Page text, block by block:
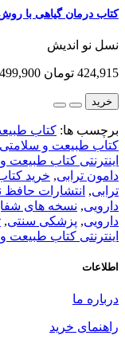
کتاب درمان گیاهی با
نسل نو اندیش
424,915 تومان 499,900 تومان
خرید
برچسب ها: کتاب
کتاب طبیعت و سلامتی
اینترنتی کتاب طبیعت
دامون ترابی, خرید
ترابی, انتشارات حافظ
دارویی, نسخه های
دارویی, پزشکی سنتی,
اینترنتی کتاب طبیعت
اطلاعات
درباره ما
راهنمای خرید